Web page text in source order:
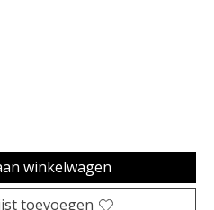
is
winkelwagen
toevoegen